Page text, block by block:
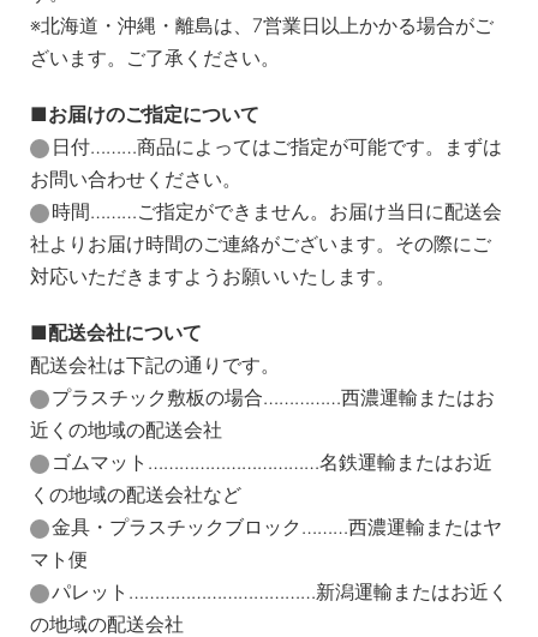
※北海道・沖縄・離島は、7営業日以上かかる場合がご
ざいます。ご了承ください。
お届けのご指定について
日付………商品によってはご指定が可能です。まずは
お問い合わせください。
時間………ご指定ができません。お届け当日に配送会
社よりお届け時間のご連絡がございます。その際にご
対応いただきますようお願いいたします。
配送会社について
配送会社は下記の通りです。
プラスチック敷板の場合……………西濃運輸またはお
近くの地域の配送会社
ゴムマット……………………………名鉄運輸またはお近
くの地域の配送会社など
金具・プラスチックブロック………西濃運輸またはヤ
マト便
パレット………………………………新潟運輸またはお近く
の地域の配送会社